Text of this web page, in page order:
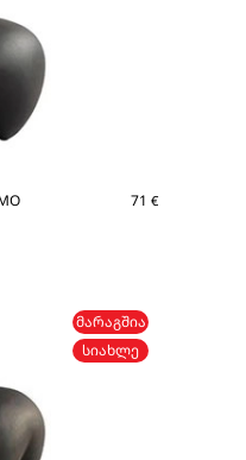
71 €
ᲛᲐᲠᲐᲒᲨᲘᲐ
ᲡᲘᲐᲮᲚᲔ